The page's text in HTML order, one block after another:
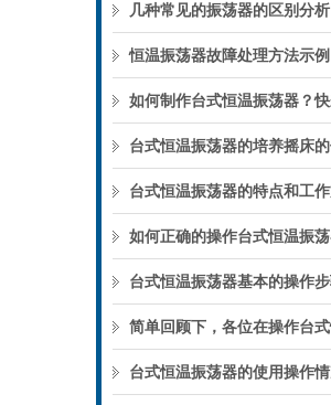
几种常见的振荡器的区别分析
恒温振荡器故障处理方法示例